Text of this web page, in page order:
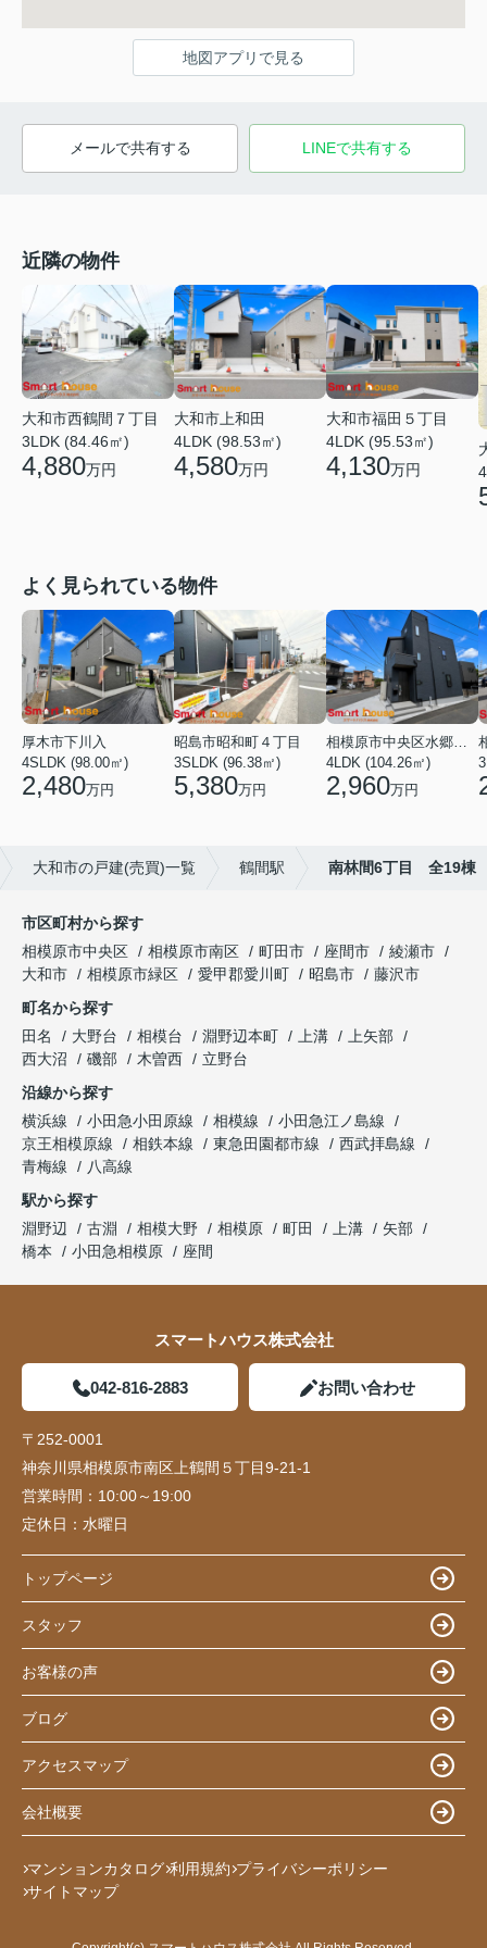
地図アプリで見る
メールで共有する LINEで共有する
近隣の物件
大和市西鶴間７丁目
3LDK (84.46㎡)
4,880万円
大和市上和田
4LDK (98.53㎡)
4,580万円
大和市福田５丁目
4LDK (95.53㎡)
4,130万円
よく見られている物件
厚木市下川入
4SLDK (98.00㎡)
2,480万円
昭島市昭和町４丁目
3SLDK (96.38㎡)
5,380万円
相模原市中央区水郷田名２丁目
4LDK (104.26㎡)
2,960万円
大和市の戸建(売買)一覧 鶴間駅 南林間6丁目 全19棟
市区町村から探す
相模原市中央区
相模原市南区 町田市 座間市
綾瀬市
大和市
相模原市緑区 愛甲郡愛川町 昭島市
藤沢市
町名から探す
田名
大野台 相模台 淵野辺本町 上溝
上矢部
西大沼
磯部 木曽西
立野台
沿線から探す
横浜線
小田急小田原線 相模線
小田急江ノ島線
京王相模原線
相鉄本線 東急田園都市線
西武拝島線
青梅線
八高線
駅から探す
淵野辺
古淵 相模大野 相模原 町田 上溝
矢部
橋本
小田急相模原 座間
スマートハウス株式会社
042-816-2883 お問い合わせ
〒252-0001
神奈川県相模原市南区上鶴間５丁目9-21-1
営業時間： 10:00～19:00
定休日： 水曜日
トップページ
スタッフ
お客様の声
ブログ
アクセスマップ
会社概要
マンションカタログ 利用規約 プライバシーポリシー
サイトマップ